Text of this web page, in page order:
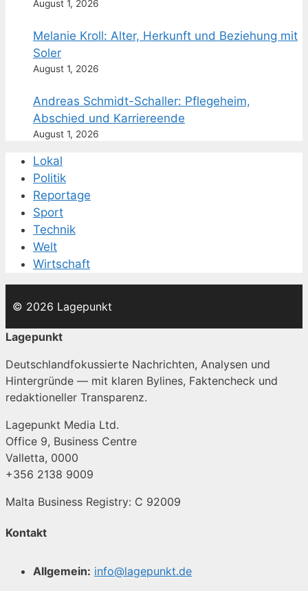
August 1, 2026
Melanie Kroll: Alter, Herkunft und Beziehung mit
Soler
August 1, 2026
Andreas Schmidt-Schaller: Pflegeheim,
Abschied und Karriereende
August 1, 2026
Lokal
Politik
Reportage
Sport
Technik
Welt
Wirtschaft
© 2026 Lagepunkt
Lagepunkt
Deutschlandfokussierte Nachrichten, Analysen und
Hintergründe — mit klaren Bylines, Faktencheck und
redaktioneller Transparenz.
Lagepunkt Media Ltd.
Office 9, Business Centre
Valletta, 0000
+356 2138 9009
Malta Business Registry: C 92009
Kontakt
Allgemein: info@lagepunkt.de